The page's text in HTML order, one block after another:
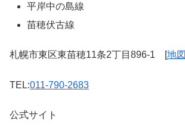
平岸中の島線
苗穂伏古線
札幌市東区東苗穂11条2丁目896-1 [地図
TEL:011-790-2683
公式サイト